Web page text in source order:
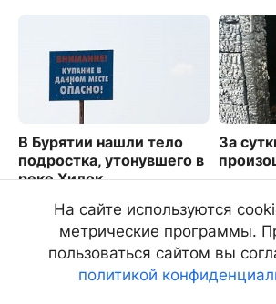
В Бурятии нашли тело
подростка, утонувшего в
реке Хилок
5873
За
На сайте используются
метрические программы.
пользоваться сайтом вы
политикой